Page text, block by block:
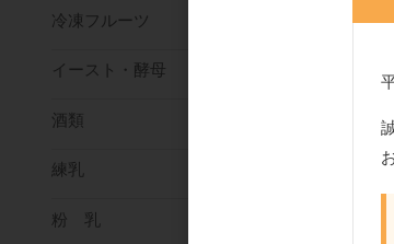
ッ
冷凍フルーツ
イースト・酵母
酒類
練乳
粉 乳